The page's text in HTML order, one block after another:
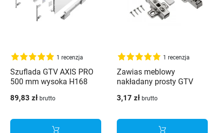
1 recenzja
Szuflada GTV AXIS PRO
500 mm wysoka H168
KPL500C1
89,83 zł brutto
1 recenzja
Zawias meblowy
nakładany prosty GTV
samodomykający +
3,17 zł brutto